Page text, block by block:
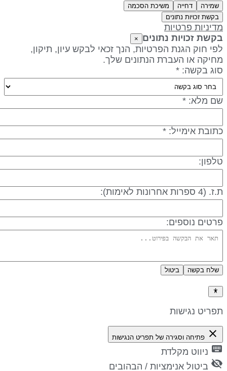
שמירה דחייה
משיכת הסכמה
בקשת זכויות נתונים
פרטיות
זכויות נתונים
חוק הגנת הפרטיות, הנך זכאי לבקש עיון, תיקון,
או העברת הנתונים שלך.
בקשה: *
מלא: *
אימייל: *
ספרות אחרונות לאימות):
נוספים:
שלח בקשה ביטול
נגישות
close פתיחה וסגירה של תפריט הנגישות
ניווט מקלדת
ביטול אנימציות / הבהובים